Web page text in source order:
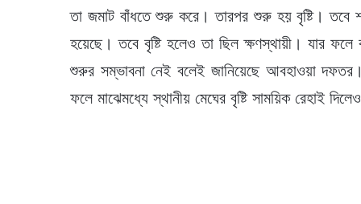
তা জমাট বাঁধতে শুরু করে। তারপর শুরু হয় বৃষ্টি। তবে
হয়েছে। তবে বৃষ্টি হলেও তা ছিল ক্ষণস্থায়ী। যার
শুরুর সম্ভাবনা নেই বলেই জানিয়েছে আবহাওয়া
ফলে মাঝেমধ্যে স্থানীয় মেঘের বৃষ্টি সাময়িক রেহাই